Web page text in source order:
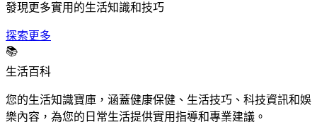
發現更多實用的生活知識和技巧
探索更多
📚
生活百科
您的生活知識寶庫，涵蓋健康保健、生活技巧、科技資訊和娛
樂內容，為您的日常生活提供實用指導和專業建議。